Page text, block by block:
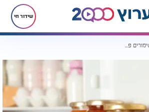
שידור חי
קופסאות שימורים פתוחות במקרר? יש סיכוי שאתם עושים טעות נפוצה